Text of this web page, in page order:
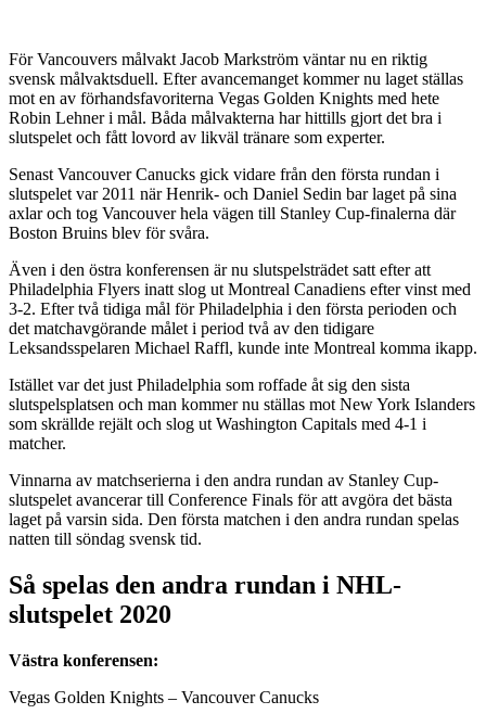
För Vancouvers målvakt Jacob Markström väntar nu en riktig
svensk målvaktsduell. Efter avancemanget kommer nu laget ställas
mot en av förhandsfavoriterna Vegas Golden Knights med hete
Robin Lehner i mål. Båda målvakterna har hittills gjort det bra i
slutspelet och fått lovord av likväl tränare som experter.
Senast Vancouver Canucks gick vidare från den första rundan i
slutspelet var 2011 när Henrik- och Daniel Sedin bar laget på sina
axlar och tog Vancouver hela vägen till Stanley Cup-finalerna där
Boston Bruins blev för svåra.
Även i den östra konferensen är nu slutspelsträdet satt efter att
Philadelphia Flyers inatt slog ut Montreal Canadiens efter vinst med
3-2. Efter två tidiga mål för Philadelphia i den första perioden och
det matchavgörande målet i period två av den tidigare
Leksandsspelaren Michael Raffl, kunde inte Montreal komma ikapp.
Istället var det just Philadelphia som roffade åt sig den sista
slutspelsplatsen och man kommer nu ställas mot New York Islanders
som skrällde rejält och slog ut Washington Capitals med 4-1 i
matcher.
Vinnarna av matchserierna i den andra rundan av Stanley Cup-
slutspelet avancerar till Conference Finals för att avgöra det bästa
laget på varsin sida. Den första matchen i den andra rundan spelas
natten till söndag svensk tid.
Så spelas den andra rundan i NHL-
slutspelet 2020
Västra konferensen:
Vegas Golden Knights – Vancouver Canucks